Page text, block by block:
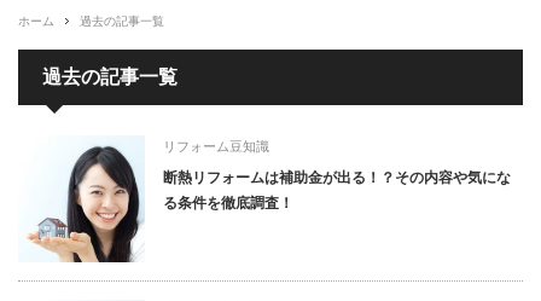
ホーム 過去の記事一覧
過去の記事一覧
リフォーム豆知識
断熱リフォームは補助金が出る！？その内容や気にな
る条件を徹底調査！